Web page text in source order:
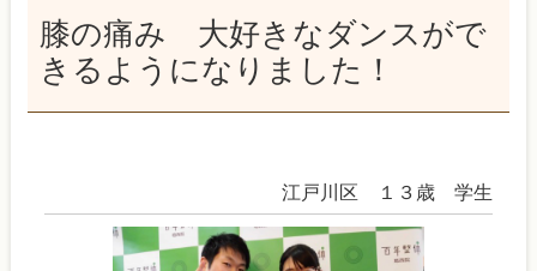
膝の痛み 大好きなダンスがで
きるようになりました！
江戸川区 １３歳 学生